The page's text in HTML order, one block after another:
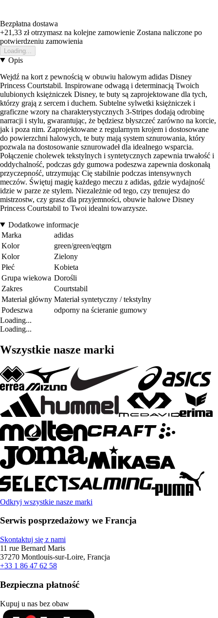
Bezpłatna dostawa
+21,33 złotrzymasz na kolejne zamowienie Zostana naliczone po
potwierdzeniu zamowienia
Loading...
Opis
Wejdź na kort z pewnością w obuwiu halowym adidas Disney
Princess Courtstabil. Inspirowane odwagą i determinacją Twoich
ulubionych księżniczek Disney, te buty są zaprojektowane dla tych,
którzy grają z sercem i duchem. Subtelne sylwetki księżniczek i
graficzne wzory na charakterystycznych 3-Stripes dodają odrobinę
narracji i stylu, gwarantując, że będziesz błyszczeć zarówno na korcie,
jak i poza nim. Zaprojektowane z regularnym krojem i dostosowane
do powierzchni halowych, te buty mają system sznurowania, który
pozwala na dostosowanie sznurowadeł dla idealnego wsparcia.
Połączenie cholewek tekstylnych i syntetycznych zapewnia trwałość i
oddychalność, podczas gdy gumowa podeszwa zapewnia doskonałą
przyczepność, utrzymując Cię stabilnie podczas intensywnych
meczów. Świętuj magię każdego meczu z adidas, gdzie wydajność
idzie w parze ze stylem. Niezależnie od tego, czy trenujesz do
mistrzostw, czy grasz dla przyjemności, obuwie halowe Disney
Princess Courtstabil to Twoi idealni towarzysze.
Dodatkowe informacje
Marka
adidas
Kolor
green/green/eqtgrn
Kolor
Zielony
Płeć
Kobieta
Grupa wiekowa Dorośli
Zakres
Courtstabil
Materiał główny Materiał syntetyczny / tekstylny
Podeszwa
odporny na ścieranie gumowy
Loading...
Loading...
Wszystkie nasze marki
Odkryj wszystkie nasze marki
Serwis posprzedażowy we Francja
Skontaktuj się z nami
11 rue Bernard Maris
37270 Montlouis-sur-Loire, Francja
+33 1 86 47 62 58
Bezpieczna płatność
Kupuj u nas bez obaw